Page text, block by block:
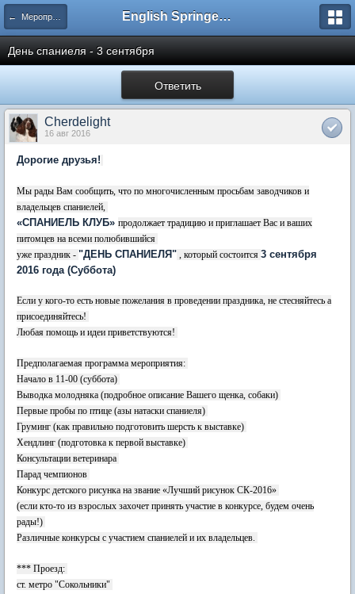
← Мероприятия: встречи, семинары и т.п. (анонсы и отчеты) English Springer Spaniel Club
День спаниеля - 3 сентября
Ответить
Cherdelight
16 авг 2016
Дорогие друзья!
Мы рады Вам сообщить, что по многочисленным просьбам заводчиков и
владельцев спаниелей,
«СПАНИЕЛЬ КЛУБ» продолжает традицию и приглашает Вас и ваших
питомцев на всеми полюбившийся
уже праздник - "ДЕНЬ СПАНИЕЛЯ" , который состоится 3 сентября
2016 года (Суббота)
Если у кого-то есть новые пожелания в проведении праздника, не стесняйтесь а
присоединяйтесь!
Любая помощь и идеи приветствуются!
Предполагаемая программа мероприятия:
Начало в 11-00 (суббота)
Выводка молодняка (подробное описание Вашего щенка, собаки)
Первые пробы по птице (азы натаски спаниеля)
Груминг (как правильно подготовить шерсть к выставке)
Хендлинг (подготовка к первой выставке)
Консультации ветеринара
Парад чемпионов
Конкурс детского рисунка на звание «Лучший рисунок СК-2016»
(если кто-то из взрослых захочет принять участие в конкурсе, будем очень
рады!)
Различные конкурсы с участием спаниелей и их владельцев.
*** Проезд:
ст. метро "Сокольники"